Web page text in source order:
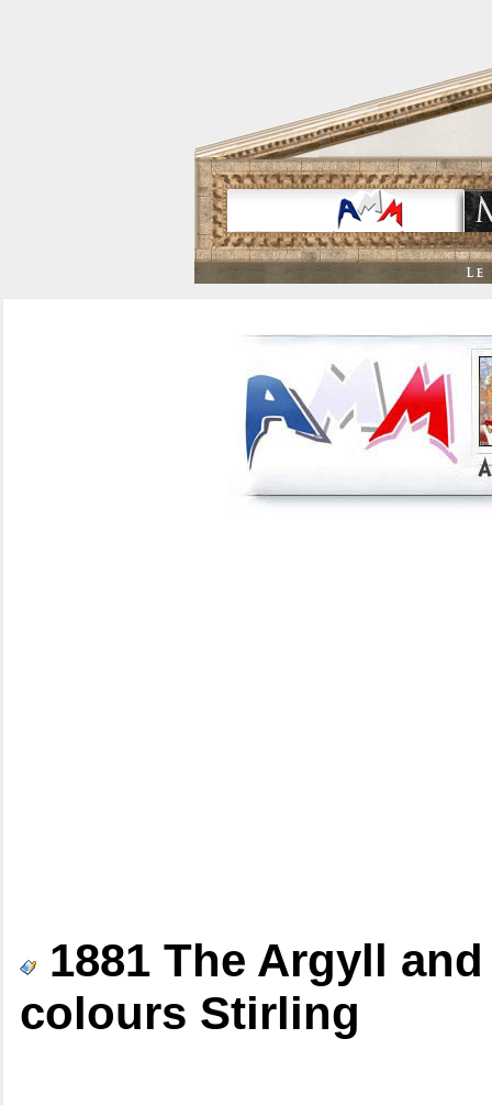
1881 The Argyll
colours Stirling